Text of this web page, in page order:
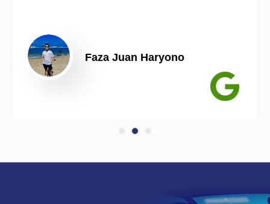
Faza Juan Haryono